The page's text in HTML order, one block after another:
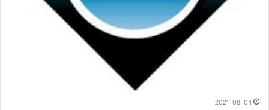
2021-08-04